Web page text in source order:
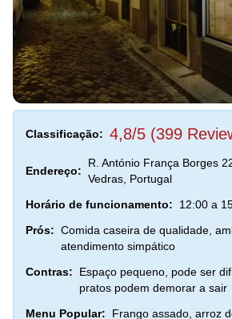
Classificação: 4,8/5 (399
Endereço:
R. António França Borges
Vedras, Portugal
Horário de funcionamento:
12:00 a
Prós: Comida caseira de qualidade,
atendimento simpático
Contras:
Espaço pequeno, pode ser
pratos podem demorar a sair
Menu Popular:
Frango assado, arroz